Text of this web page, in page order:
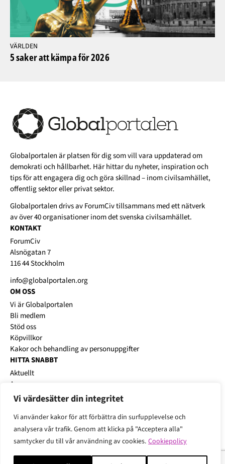
Vi värdesätter din integritet
Vi använder kakor för att förbättra din surfupplevelse och
analysera vår trafik. Genom att klicka på "Acceptera alla"
samtycker du till vår användning av cookies. Cookiepolicy
VÄRLDEN
5 saker att kämpa för 2026
Globalportalen är platsen för dig som vill vara uppdaterad om
demokrati och hållbarhet. Här hittar du nyheter, inspiration och
tips för att engagera dig och göra skillnad – inom civilsamhället,
offentlig sektor eller privat sektor.
Globalportalen drivs avForumCivtillsammans med ett nätverk
av över 40 organisationer inom det svenska civilsamhället.
KONTAKT
ForumCiv
Alsnögatan 7
116 44 Stockholm
info@globalportalen.org
OM OSS
Vi är Globalportalen
Bli medlem
Stöd oss
Köpvillkor
Kakor och behandling av personuppgifter
HITTA SNABBT
Aktuellt
Annonsera
Platsbanken